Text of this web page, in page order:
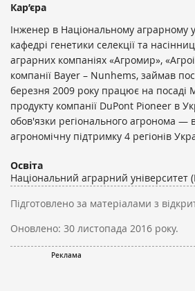
Кар’єра
Інженер в Національному аграрному
кафедрі генетики селекції та
аграрних компаніях «Агромир»,
компанії Bayer – Nunhems, займав
березня 2009 року працює на посаді
продукту компанії DuPont Pioneer в
обов'язки регіонального агронома —
агрономічну підтримку 4 регіонів
Освіта
Національний аграрний університет
Підготовлено за матеріалами з
Оновлено: 30 листопада 2016 року.